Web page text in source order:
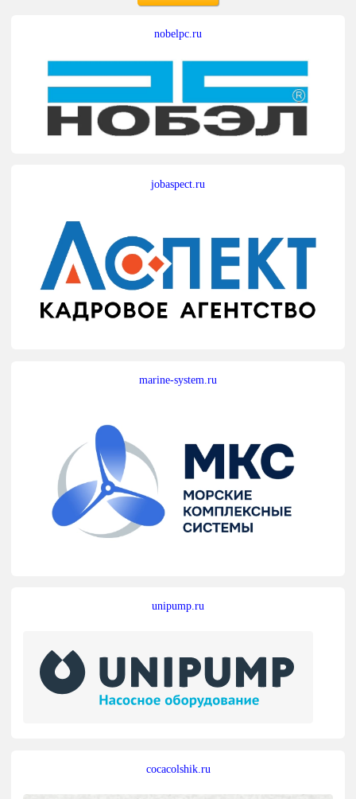
nobelpc.ru
jobaspect.ru
marine-system.ru
unipump.ru
cocacolshik.ru